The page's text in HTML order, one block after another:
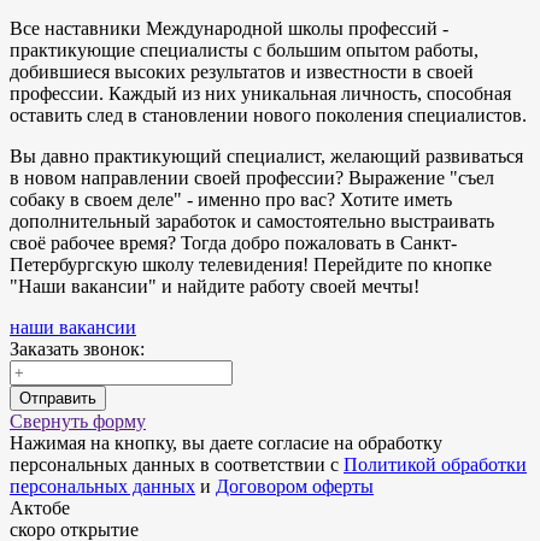
Все наставники Международной школы профессий -
практикующие специалисты с большим опытом работы,
добившиеся высоких результатов и известности в своей
профессии. Каждый из них уникальная личность, способная
оставить след в становлении нового поколения специалистов.
Вы давно практикующий специалист, желающий развиваться
в новом направлении своей профессии? Выражение "съел
собаку в своем деле" - именно про вас? Хотите иметь
дополнительный заработок и самостоятельно выстраивать
своё рабочее время? Тогда добро пожаловать в Санкт-
Петербургскую школу телевидения! Перейдите по кнопке
"Наши вакансии" и найдите работу своей мечты!
наши вакансии
Заказать звонок:
Отправить
Свернуть форму
Нажимая на кнопку, вы даете согласие на обработку
персональных данных в соответствии с Политикой обработки
персональных данных и Договором оферты
Актобе
скоро открытие